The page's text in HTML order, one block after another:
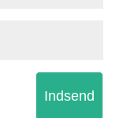
Indsend